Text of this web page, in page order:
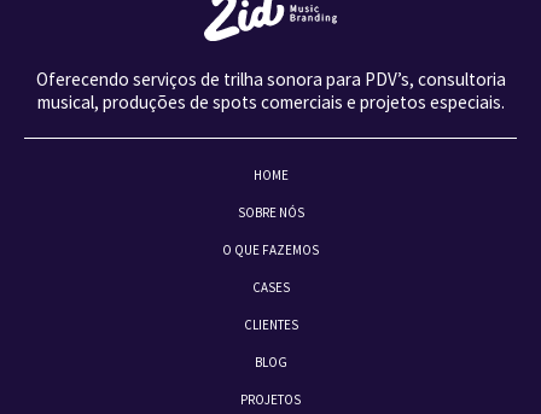
Oferecendo serviços de trilha sonora para PDV’s, consultoria
musical, produções de spots comerciais e projetos especiais.
HOME
SOBRE NÓS
O QUE FAZEMOS
CASES
CLIENTES
BLOG
PROJETOS